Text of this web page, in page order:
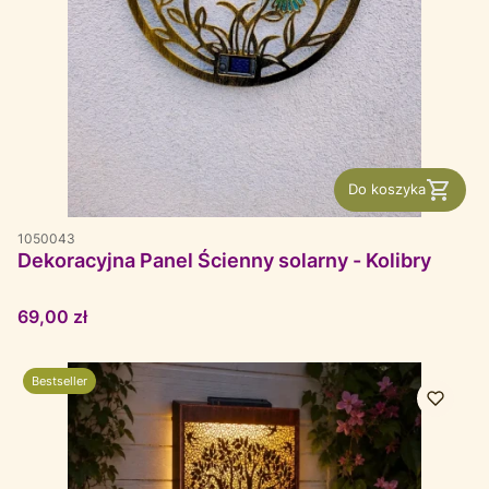
Do koszyka
1050043
Dekoracyjna Panel Ścienny solarny - Kolibry
Cena
69,00 zł
Bestseller